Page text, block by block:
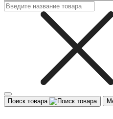
Поиск товара